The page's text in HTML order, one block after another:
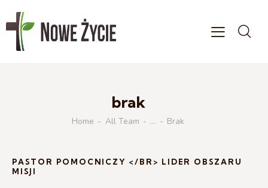
brak
Home All Team ... Brak
PASTOR POMOCNICZY </BR> LIDER OBSZARU
MISJI